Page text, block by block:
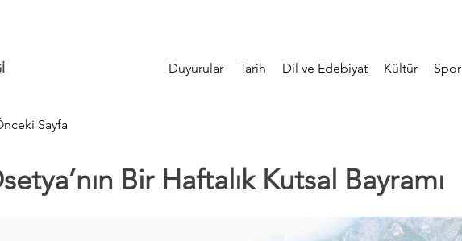
Duyurular Tarih Dil ve Edebiyat Kültür Spor
Sayfa
Bir Haftalık Kutsal Bayramı